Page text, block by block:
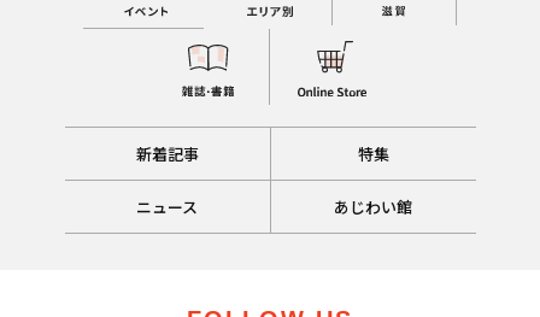
新着記事 特集
ニュース あじわい館